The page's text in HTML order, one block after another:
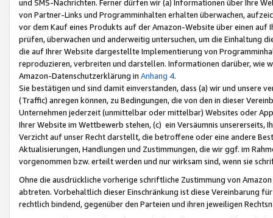
und SMS-Nachrichten. Ferner dürfen wir (a) Informationen über Ihre
von Partner-Links und Programminhalten erhalten überwachen,
vor dem Kauf eines Produkts auf der Amazon-Website über einen
prüfen, überwachen und anderweitig untersuchen, um die Einhaltung
die auf Ihrer Website dargestellte Implementierung von
reproduzieren, verbreiten und darstellen. Informationen darüber, wie
Amazon-Datenschutzerklärung in Anhang 4.
Sie bestätigen und sind damit einverstanden, dass (a) wir und
(Traffic) anregen können, zu Bedingungen, die von den in dieser
Unternehmen jederzeit (unmittelbar oder mittelbar) Websites oder
Ihrer Website im Wettbewerb stehen, (c) ein Versäumnis unsererseits,
Verzicht auf unser Recht darstellt, die betroffene oder eine andere
Aktualisierungen, Handlungen und Zustimmungen, die wir ggf. im
vorgenommen bzw. erteilt werden und nur wirksam sind, wenn sie
Ohne die ausdrückliche vorherige schriftliche Zustimmung von
abtreten. Vorbehaltlich dieser Einschränkung ist diese Vereinbarung
rechtlich bindend, gegenüber den Parteien und ihren jeweiligen